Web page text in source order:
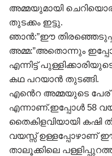
അമ്മയുമായി
തുടക്കം ഇട്ടു.
ഞാൻ:”ഈ
അമ്മ:”അതൊന്നും
എന്നിട്ട്
കഥ പറയാൻ തുടങ്ങി.
എൻെറ അമ്മയുടെ
എന്നാണ്.ഇപ്പോൾ 58
തൈകിളവിയായി കഷി
വയസ്സ് ഉള്ളപ്പോഴാണ്
താലൂക്കിലെ